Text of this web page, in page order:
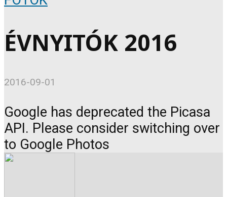
ÉVNYITÓK 2016
2016-09-01
Google has deprecated the Picasa
API. Please consider switching over
to Google Photos